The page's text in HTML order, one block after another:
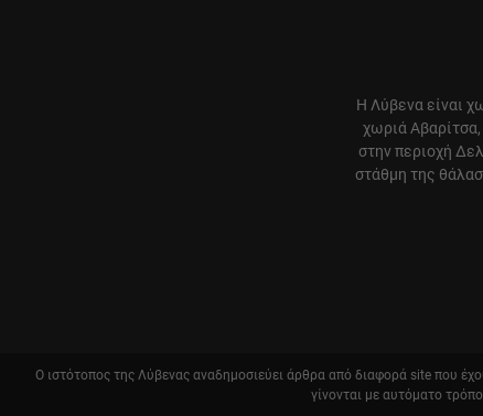
Η Λύβενα είναι
χωριά
στην περιοχή
στάθμη της
Ο ιστότοπος της Λύβενας αναδημοσιεύει άρθρα από διαφορά site που
γίνονται με αυτόματο